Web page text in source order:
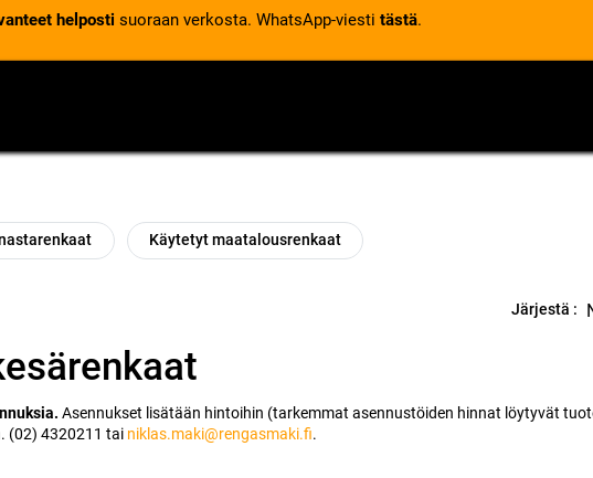
helposti suoraan verkosta. WhatsApp-viesti tästä.
Käytetyt maatalousrenkaat
Järjestä :
Asennukset lisätään hintoihin (tarkemmat asennustöiden hinnat löytyvät
(02) 4320211 tai niklas.maki@rengasmaki.fi.